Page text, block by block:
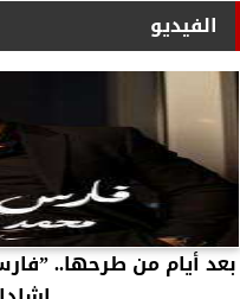
الفيديو
بعد أيام من طرحها..